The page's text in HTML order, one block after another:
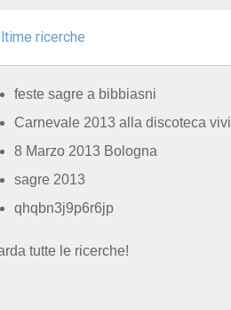
ricerche
feste sagre a bibbiasni
Carnevale 2013 alla discoteca vivi
8 Marzo 2013 Bologna
sagre 2013
qhqbn3j9p6r6jp
tutte le ricerche!